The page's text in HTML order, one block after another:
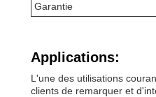
Garantie
Applications:
L'une des utilisations
clients de remarquer et